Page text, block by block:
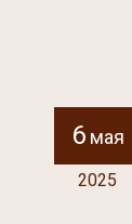
6мая
2025